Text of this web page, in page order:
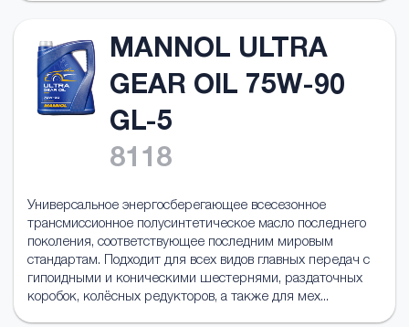
MANNOL ULTRA
GEAR OIL 75W-90
GL-5
8118
Универсальное энергосберегающее всесезонное
трансмисcионное полусинтетическое масло последнего
поколения, соответствующее последним мировым
стандартам. Подходит для всех видов главных передач с
гипоидными и коническими шестернями, раздаточных
коробок, колёсных редукторов, а также для мех...